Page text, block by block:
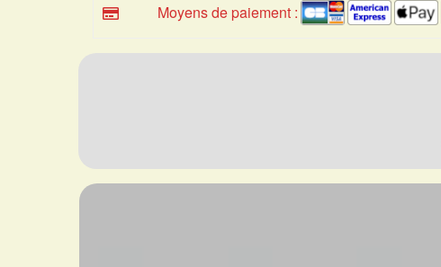
Moyens de paiement :